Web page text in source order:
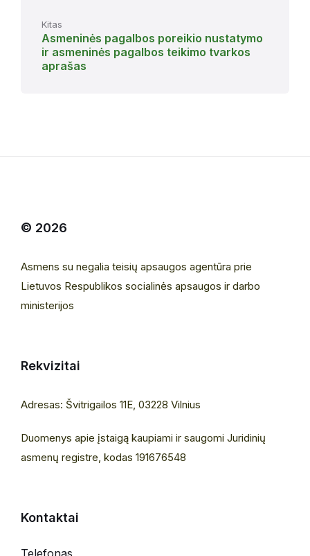
Kitas
Asmeninės pagalbos poreikio nustatymo
ir asmeninės pagalbos teikimo tvarkos
aprašas
© 2026
Asmens su negalia teisių apsaugos agentūra prie
Lietuvos Respublikos socialinės apsaugos ir darbo
ministerijos
Rekvizitai
Adresas: Švitrigailos 11E, 03228 Vilnius
Duomenys apie įstaigą kaupiami ir saugomi Juridinių
asmenų registre, kodas 191676548
Kontaktai